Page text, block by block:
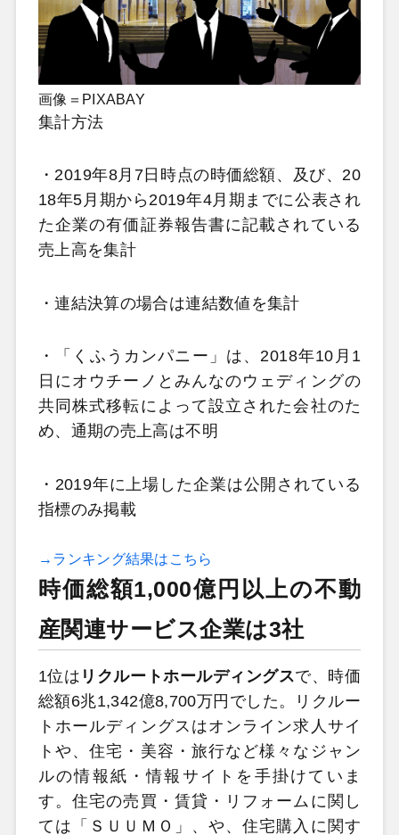
画像＝PIXABAY
集計方法
・2019年8月7日時点の時価総額、及び、20
18年5月期から2019年4月期までに公表され
た企業の有価証券報告書に記載されている
売上高を集計
・連結決算の場合は連結数値を集計
・「くふうカンパニー」は、2018年10月1
日にオウチーノとみんなのウェディングの
共同株式移転によって設立された会社のた
め、通期の売上高は不明
・2019年に上場した企業は公開されている
指標のみ掲載
→ランキング結果はこちら
時価総額1,000億円以上の不動
産関連サービス企業は3社
1位は リクルートホールディングスで、時価
総額6兆1,342億8,700万円でした。リクルー
トホールディングスはオンライン求人サイ
トや、住宅・美容・旅行など様々なジャン
ルの情報紙・情報サイトを手掛けていま
す。住宅の売買・賃貸・リフォームに関し
ては「ＳＵＵＭＯ」、や、住宅購入に関す